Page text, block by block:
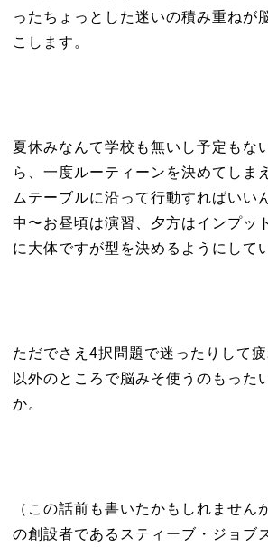
ったちょっとした迷いの積み重ねが
こします。
夏休みなんて学校も無いし予定もな
ら、一度ルーティーンを決めてしま
ムテーブルに沿って行動すればいい
中〜お昼頃は演習、夕方はインプッ
に大体ですが型を決めるようにして
ただでさえ4択問題で迷ったりして
以外のところで脳みそ使うのもった
か。
（この話前も書いたかもしれません
の創設者であるスティーブ・ジョブ